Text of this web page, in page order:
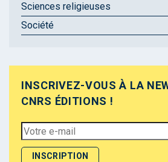
Sciences religieuses
Société
INSCRIVEZ-VOUS À LA
CNRS ÉDITIONS !